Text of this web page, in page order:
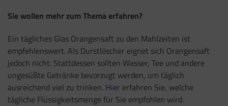
Sie wollen mehr zum Thema erfahren?
Ein tägliches Glas Orangensaft zu den Mahlzeiten ist
empfehlenswert. Als Durstlöscher eignet sich Orangensaft
jedoch nicht. Stattdessen sollten Wasser, Tee und andere
ungesüßte Getränke bevorzugt werden, um täglich
ausreichend viel zu trinken. Hier erfahren Sie, welche
tägliche Flüssigkeitsmenge für Sie empfohlen wird.